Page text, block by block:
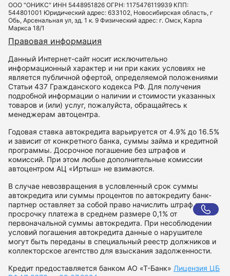
ООО "ОНИКС" ИНН 5448951826 ОГРН: 1175476119939 КПП:
544801001 Юридический адрес: 633102, Новосибирская область, г
Обь, Арсенальная ул, зд. 1 к. 9 Физический адрес: г. Омск, Карла
Маркса 18/1
Правовая информация
Данный Интернет-сайт носит исключительно
информационный характер и ни при каких условиях не
является публичной офертой, определяемой положениями
Статьи 437 Гражданского кодекса РФ. Для получения
подробной информации о наличии и стоимости указанных
товаров и (или) услуг, пожалуйста, обращайтесь к
менеджерам автоцентра.
Годовая ставка автокредита варьируется от 4.9% до 16.5%
и зависит от конкретного банка, суммы займа и кредитной
программы. Досрочное погашение без штрафов и
комиссий. При этом любые дополнительные комиссии
автоцентром АЦ «Иртыш» не взимаются.
В случае невозвращения в условленный срок суммы
автокредита или суммы процентов по автокредиту банк-
партнер оставляет за собой право начислить штраф за
просрочку платежа в среднем размере 0,1% от
первоначальной суммы автокредита. При несоблюдении
условий погашения автокредита данные о нарушителе
могут быть переданы в специальный реестр должников и
коллекторское агентство для взыскания задолженности.
Кредит предоставляется банком АО «Т-Банк» Лицензия ЦБ